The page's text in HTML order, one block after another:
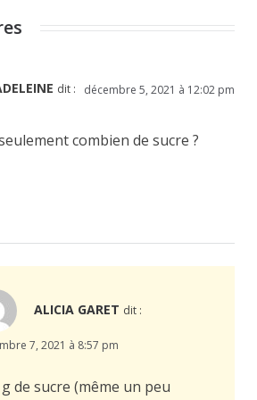
dit : décembre 5, 2021 à 12:02 pm
combien de sucre ?
ALICIA GARET dit :
7, 2021 à 8:57 pm
de sucre (même un peu